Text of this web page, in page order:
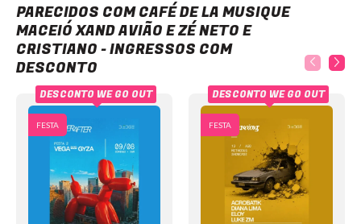
PARECIDOS COM CAFÉ DE LA MUSIQUE
MACEIÓ XAND AVIÃO E ZÉ NETO E
CRISTIANO - INGRESSOS COM
DESCONTO
FESTA
DESCONTO WE GO OUT
FESTA
DESCONTO WE GO OUT